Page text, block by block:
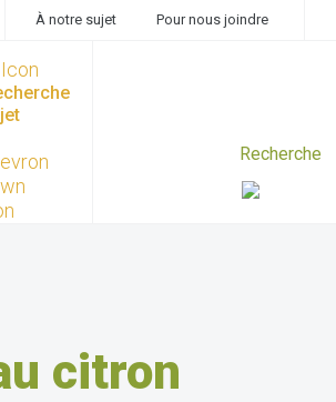
À notre sujet Pour nous joindre
citron